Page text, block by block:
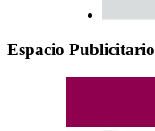
Espacio Publicitario